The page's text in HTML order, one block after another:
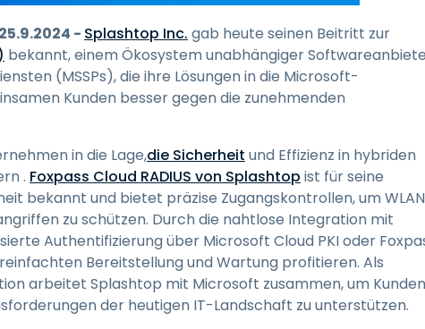
- Splashtop Inc. gab heute seinen Beitritt zur
bekannt, einem Ökosystem unabhängiger
(MSSPs), die ihre Lösungen in die Microsoft-
Kunden besser gegen die zunehmenden
in die Lage,die Sicherheit und Effizienz in hybriden
. Foxpass Cloud RADIUS von Splashtop ist für seine
bekannt und bietet präzise Zugangskontrollen, um
zu schützen. Durch die nahtlose Integration mit
Authentifizierung über Microsoft Cloud PKI oder
Bereitstellung und Wartung profitieren. Als
arbeitet Splashtop mit Microsoft zusammen, um Kunden
der heutigen IT-Landschaft zu unterstützen.